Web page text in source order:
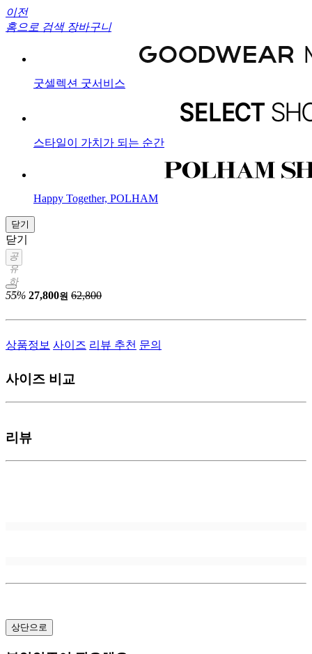
이전
홈으로 검색 장바구니
굿셀렉션 굿서비스
스타일이 가치가 되는 순간
Happy Together, POLHAM
닫기
닫기
공
유
하
기
55% 27,800원 62,800
상품정보 사이즈 리뷰 추천 문의
사이즈 비교
리뷰
상단으로